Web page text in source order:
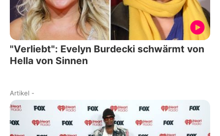
"Verliebt": Evelyn Burdecki schwärmt von
Hella von Sinnen
Artikel -